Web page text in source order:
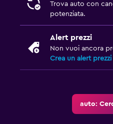
Trova auto con
potenziata.
Alert prezzi
Non vuoi ancora
Crea un alert prezzi
auto: